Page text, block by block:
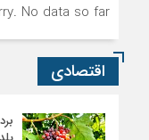
No data so far.
اقتصادی